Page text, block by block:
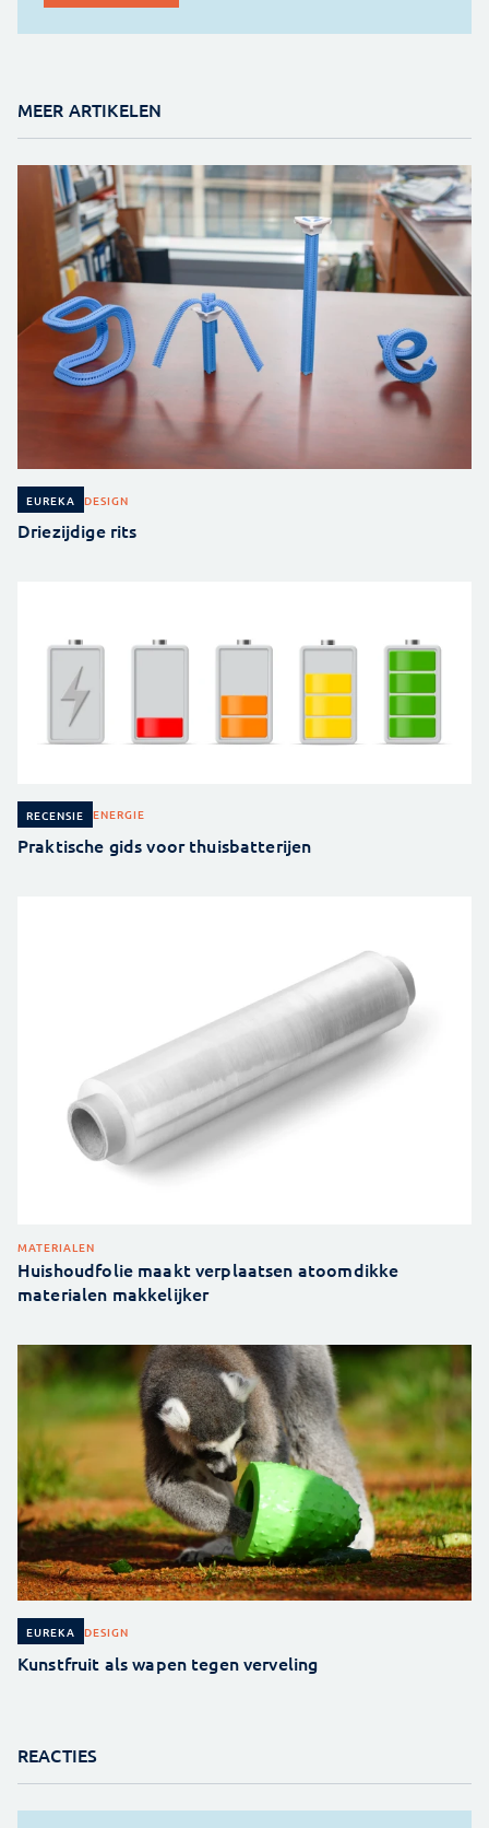
MEER ARTIKELEN
EUREKA DESIGN
Driezijdige rits
RECENSIE ENERGIE
Praktische gids voor thuisbatterijen
MATERIALEN
Huishoudfolie maakt verplaatsen atoomdikke
materialen makkelijker
EUREKA DESIGN
Kunstfruit als wapen tegen verveling
REACTIES